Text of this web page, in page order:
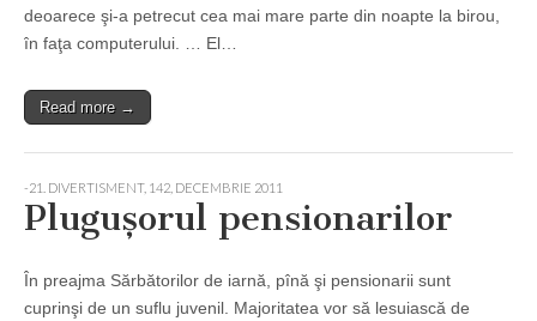
deoarece şi-a petrecut cea mai mare parte din noapte la birou,
în faţa computerului. … El…
Read more →
-21. DIVERTISMENT, 142, DECEMBRIE 2011
Plugușorul pensionarilor
În preajma Sărbătorilor de iarnă, pînă şi pensionarii sunt
cuprinşi de un suflu juvenil. Majoritatea vor să lesuiască de